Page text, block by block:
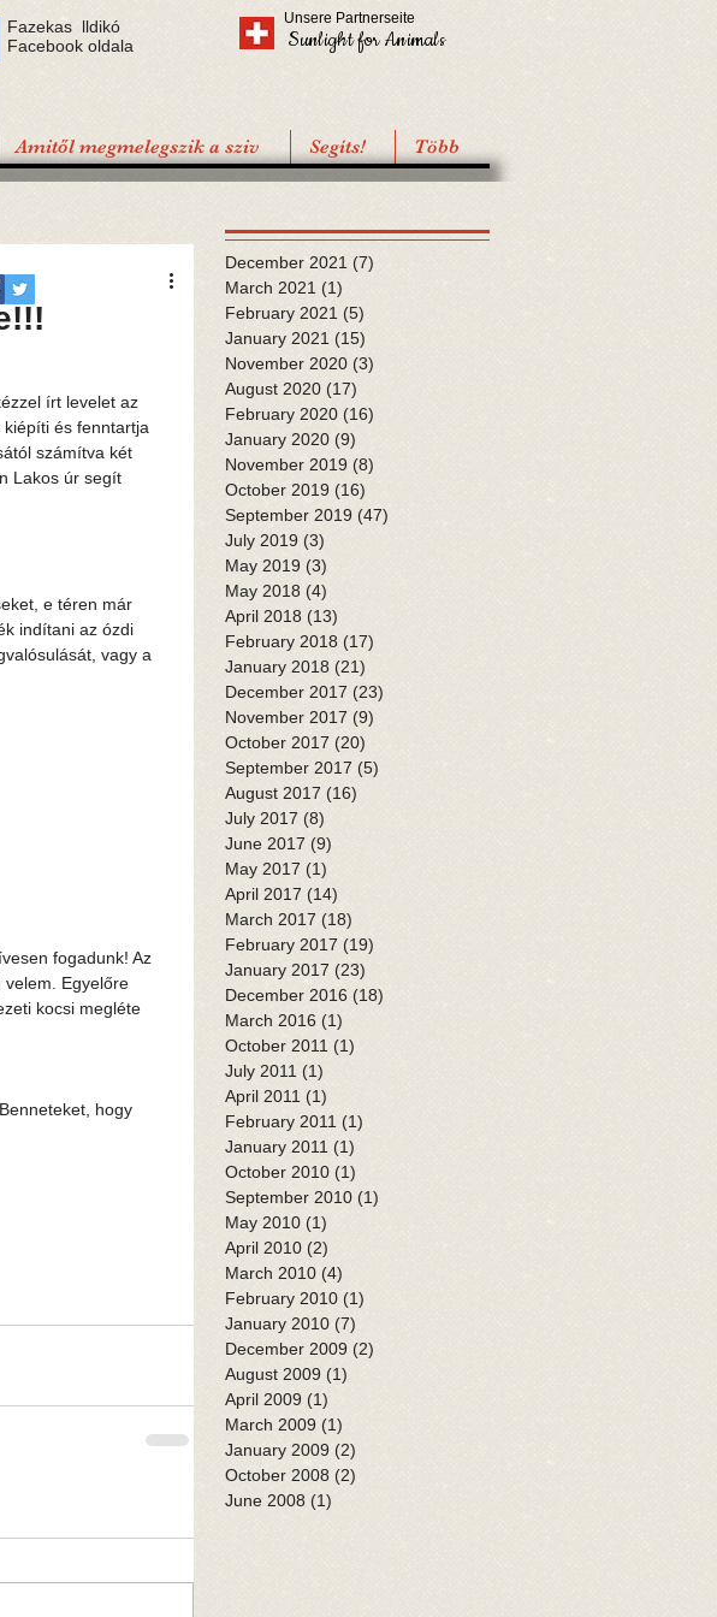
Fazekas lldikó
Facebook oldala
Unsere Partnerseite
Sunlight for Animals
Amitől megmelegszik a sziv Segíts! Több
írt levelet az
és fenntartja
számítva két
Lakos úr segít
e téren már
indítani az ózdi
vagy a
fogadunk! Az
Egyelőre
kocsi megléte
hogy
December 2021 (7)
March 2021 (1)
February 2021 (5)
January 2021 (15)
November 2020 (3)
August 2020 (17)
February 2020 (16)
January 2020 (9)
November 2019 (8)
October 2019 (16)
September 2019 (47)
July 2019 (3)
May 2019 (3)
May 2018 (4)
April 2018 (13)
February 2018 (17)
January 2018 (21)
December 2017 (23)
November 2017 (9)
October 2017 (20)
September 2017 (5)
August 2017 (16)
July 2017 (8)
June 2017 (9)
May 2017 (1)
April 2017 (14)
March 2017 (18)
February 2017 (19)
January 2017 (23)
December 2016 (18)
March 2016 (1)
October 2011 (1)
July 2011 (1)
April 2011 (1)
February 2011 (1)
January 2011 (1)
October 2010 (1)
September 2010 (1)
May 2010 (1)
April 2010 (2)
March 2010 (4)
February 2010 (1)
January 2010 (7)
December 2009 (2)
August 2009 (1)
April 2009 (1)
March 2009 (1)
January 2009 (2)
October 2008 (2)
June 2008 (1)